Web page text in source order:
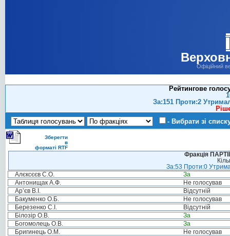
Офіційний
Рейтингове
За:151 Проти:2
- Вибрати зі
Зберегти
в
форматі RTF
Фракція
За:53 Проти:0
Алєксєєв С.О.
За
Антонищак А.Ф.
Не голосував
Ар’єв В.І.
Відсутній
Бакуменко О.Б.
Не голосував
Березенко С.І.
Відсутній
Білозір О.В.
За
Богомолець О.В.
За
Бригинець О.М.
Не голосував